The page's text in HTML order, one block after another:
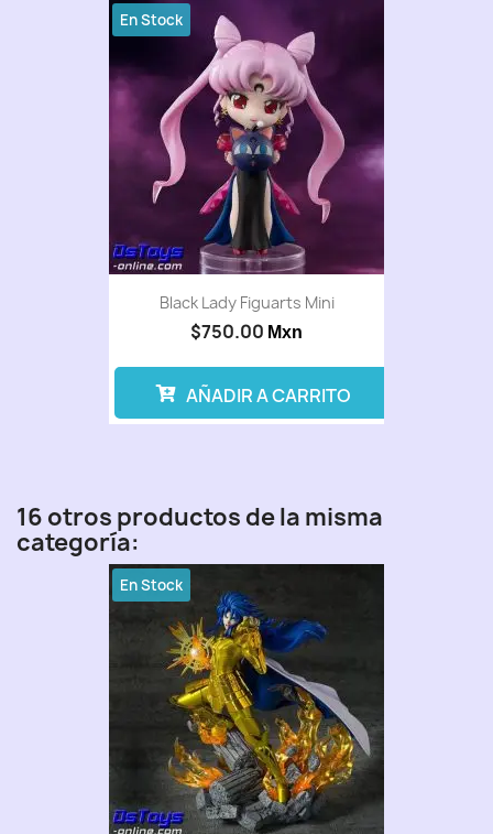
Black Lady Figuarts Mini
$750.00 Mxn
En Stock
AÑADIR A CARRITO
16 otros productos de la misma
categoría:
En Stock